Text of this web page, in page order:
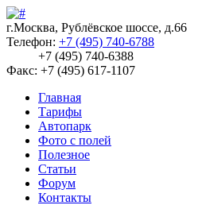
г.Москва, Рублёвское шоссе, д.66
Телефон: +7 (495) 740-6788
+7 (495) 740-6388
Факс: +7 (495) 617-1107
Главная
Тарифы
Автопарк
Фото с полей
Полезное
Статьи
Форум
Контакты